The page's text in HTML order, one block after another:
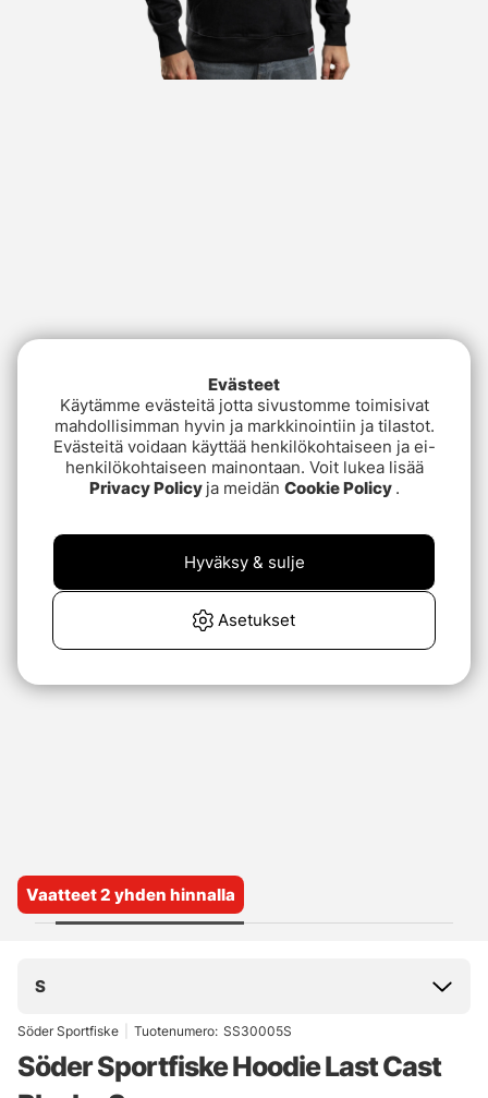
Vaatteet 2 yhden hinnalla
S
Söder Sportfiske Tuotenumero: SS30005S
Söder Sportfiske Hoodie Last Cast
Evästeet
Käytämme evästeitä jotta sivustomme toimisivat
mahdollisimman hyvin ja markkinointiin ja tilastot.
Evästeitä voidaan käyttää henkilökohtaiseen ja ei-
henkilökohtaiseen mainontaan. Voit lukea lisää
Privacy Policy ja meidän Cookie Policy .
Asetukset
Hyväksy & sulje